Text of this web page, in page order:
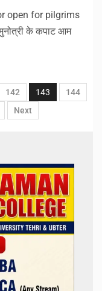
open for pilgrims
के कपाट आम
142 143
144
Next